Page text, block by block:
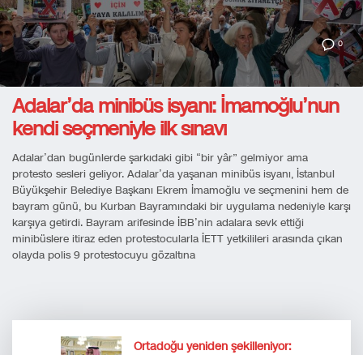
0
Adalar’da minibüs isyanı: İmamoğlu’nun
kendi seçmeniyle ilk sınavı
Adalar’dan bugünlerde şarkıdaki gibi “bir yâr” gelmiyor ama
protesto sesleri geliyor. Adalar’da yaşanan minibüs isyanı, İstanbul
Büyükşehir Belediye Başkanı Ekrem İmamoğlu ve seçmenini hem de
bayram günü, bu Kurban Bayramındaki bir uygulama nedeniyle karşı
karşıya getirdi. Bayram arifesinde İBB’nin adalara sevk ettiği
minibüslere itiraz eden protestocularla İETT yetkilileri arasında çıkan
olayda polis 9 protestocuyu gözaltına
Ortadoğu yeniden şekilleniyor: